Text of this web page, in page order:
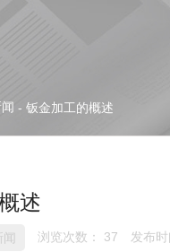
- 钣金加工的概述
述
浏览次数： 37 发布